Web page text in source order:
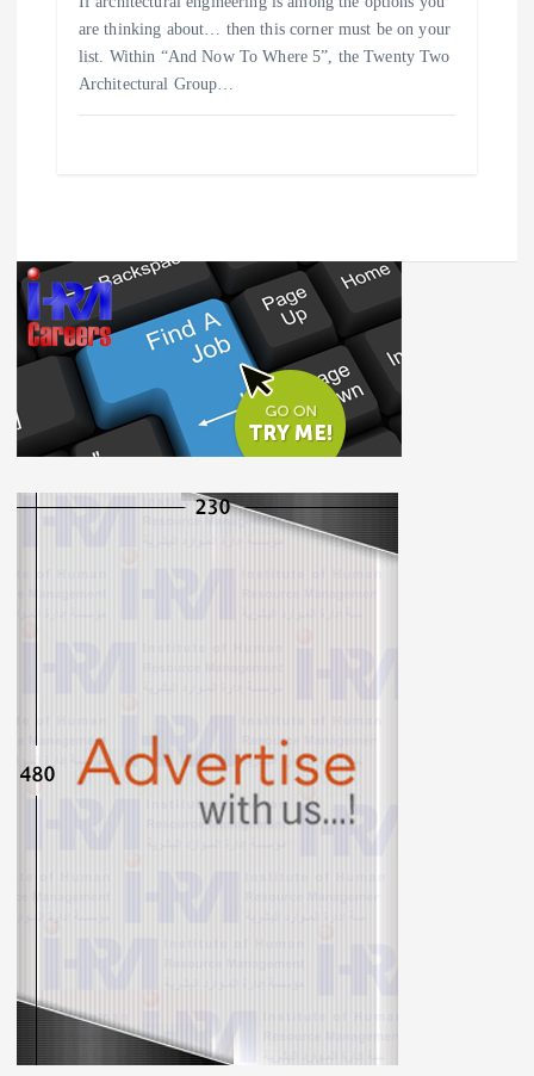
are thinking about… then this corner must be on your
list. Within “And Now To Where 5”, the Twenty Two
Architectural Group…